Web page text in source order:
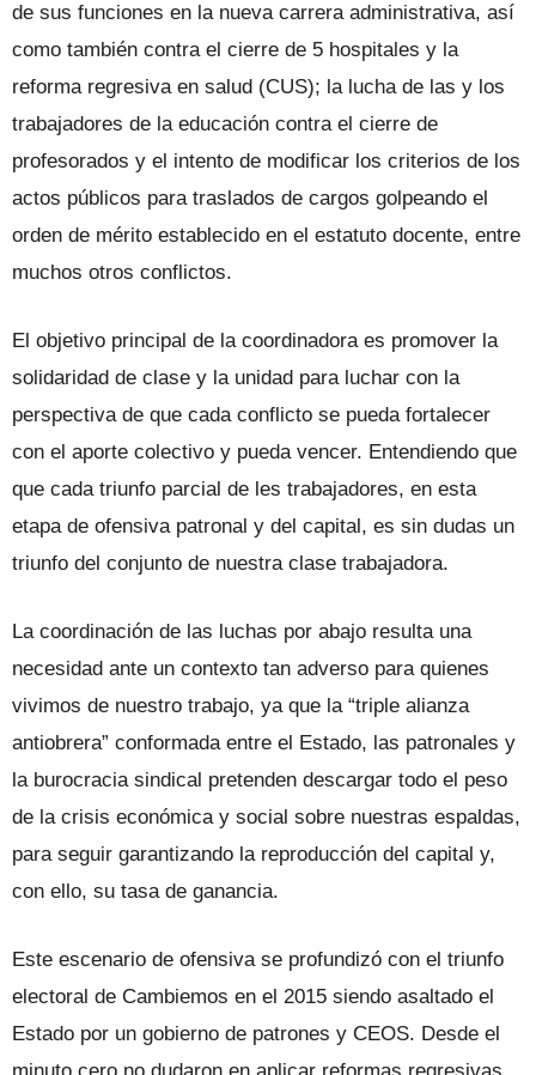
de sus funciones en la nueva carrera administrativa, así
como también contra el cierre de 5 hospitales y la
reforma regresiva en salud (CUS); la lucha de las y los
trabajadores de la educación contra el cierre de
profesorados y el intento de modificar los criterios de los
actos públicos para traslados de cargos golpeando el
orden de mérito establecido en el estatuto docente, entre
muchos otros conflictos.
El objetivo principal de la coordinadora es promover la
solidaridad de clase y la unidad para luchar con la
perspectiva de que cada conflicto se pueda fortalecer
con el aporte colectivo y pueda vencer. Entendiendo que
que cada triunfo parcial de les trabajadores, en esta
etapa de ofensiva patronal y del capital, es sin dudas un
triunfo del conjunto de nuestra clase trabajadora.
La coordinación de las luchas por abajo resulta una
necesidad ante un contexto tan adverso para quienes
vivimos de nuestro trabajo, ya que la “triple alianza
antiobrera” conformada entre el Estado, las patronales y
la burocracia sindical pretenden descargar todo el peso
de la crisis económica y social sobre nuestras espaldas,
para seguir garantizando la reproducción del capital y,
con ello, su tasa de ganancia.
Este escenario de ofensiva se profundizó con el triunfo
electoral de Cambiemos en el 2015 siendo asaltado el
Estado por un gobierno de patrones y CEOS. Desde el